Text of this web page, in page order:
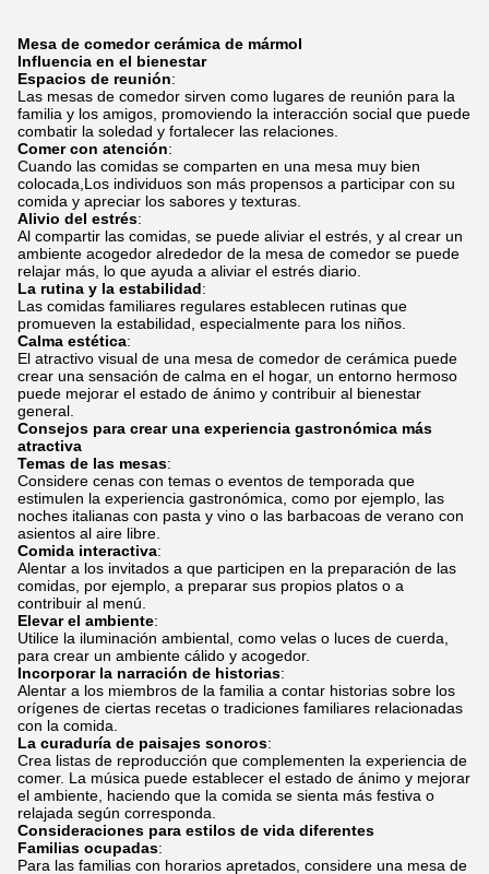
Mesa de comedor cerámica de mármol
Influencia en el bienestar
Espacios de reunión:
Las mesas de comedor sirven como lugares de reunión para la
familia y los amigos, promoviendo la interacción social que puede
combatir la soledad y fortalecer las relaciones.
Comer con atención:
Cuando las comidas se comparten en una mesa muy bien
colocada,Los individuos son más propensos a participar con su
comida y apreciar los sabores y texturas.
Alivio del estrés:
Al compartir las comidas, se puede aliviar el estrés, y al crear un
ambiente acogedor alrededor de la mesa de comedor se puede
relajar más, lo que ayuda a aliviar el estrés diario.
La rutina y la estabilidad:
Las comidas familiares regulares establecen rutinas que
promueven la estabilidad, especialmente para los niños.
Calma estética:
El atractivo visual de una mesa de comedor de cerámica puede
crear una sensación de calma en el hogar, un entorno hermoso
puede mejorar el estado de ánimo y contribuir al bienestar
general.
Consejos para crear una experiencia gastronómica más
atractiva
Temas de las mesas:
Considere cenas con temas o eventos de temporada que
estimulen la experiencia gastronómica, como por ejemplo, las
noches italianas con pasta y vino o las barbacoas de verano con
asientos al aire libre.
Comida interactiva:
Alentar a los invitados a que participen en la preparación de las
comidas, por ejemplo, a preparar sus propios platos o a
contribuir al menú.
Elevar el ambiente:
Utilice la iluminación ambiental, como velas o luces de cuerda,
para crear un ambiente cálido y acogedor.
Incorporar la narración de historias:
Alentar a los miembros de la familia a contar historias sobre los
orígenes de ciertas recetas o tradiciones familiares relacionadas
con la comida.
La curaduría de paisajes sonoros:
Crea listas de reproducción que complementen la experiencia de
comer. La música puede establecer el estado de ánimo y mejorar
el ambiente, haciendo que la comida se sienta más festiva o
relajada según corresponda.
Consideraciones para estilos de vida diferentes
Familias ocupadas:
Para las familias con horarios apretados, considere una mesa de